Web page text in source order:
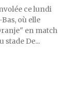
ce lundi
où elle
en match
stade De...